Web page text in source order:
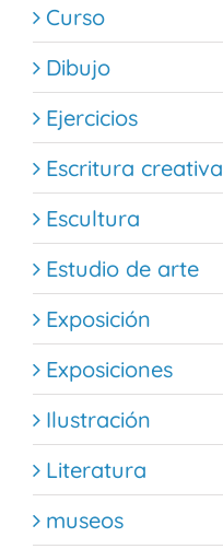
Curso
Dibujo
Ejercicios
Escritura creativa
Escultura
Estudio de arte
Exposición
Exposiciones
Ilustración
Literatura
museos